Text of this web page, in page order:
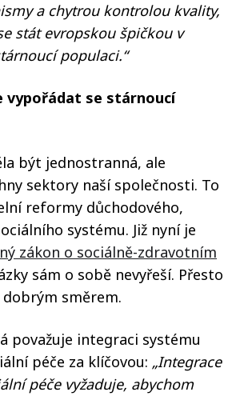
a chytrou kontrolou kvality,
stát evropskou špičkou v
populaci.“
vypořádat se stárnoucí
být jednostranná, ale
sektory naší společnosti. To
reformy důchodového,
systému. Již nyní je
zákon o sociálně-zdravotním
sám o sobě nevyřeší. Přesto
směrem.
považuje integraci systému
péče za klíčovou: „Integrace
péče vyžaduje, abychom